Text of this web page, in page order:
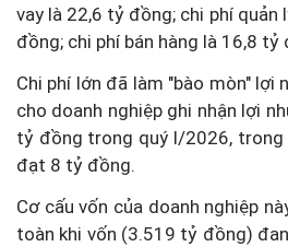
vay là 22,6 tỷ đồng; chi phí quản
đồng; chi phí bán hàng là 16,8 tỷ
Chi phí lớn đã làm "bào mòn" lợi
cho doanh nghiệp ghi nhận lợi
tỷ đồng trong quý I/2026, trong
đạt 8 tỷ đồng.
Cơ cấu vốn của doanh nghiệp
toàn khi vốn (3.519 tỷ đồng)